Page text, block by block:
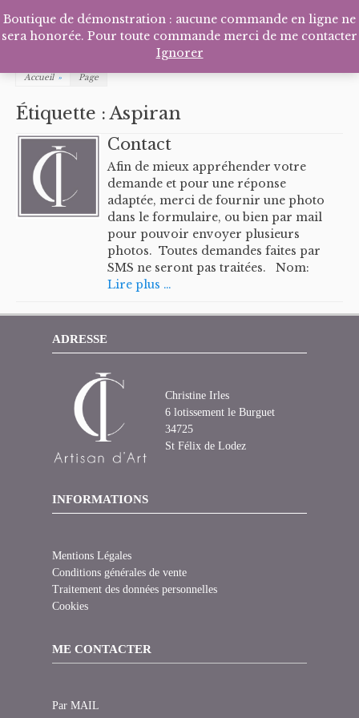
Facebook
Pinterest
Tél
Accueil » Page
Étiquette :Aspiran
Contact
Afin de mieux appréhender votre
demande et pour une réponse
adaptée, merci de fournir une photo
dans le formulaire, ou bien par mail
pour pouvoir envoyer plusieurs
photos. Toutes demandes faites par
SMS ne seront pas traitées. Nom:
Lire plus …
ADRESSE
Christine Irles
6 lotissement le Burguet
34725
St Félix de Lodez
INFORMATIONS
Mentions Légales
Conditions générales de vente
Traitement des données personnelles
Cookies
ME CONTACTER
Par MAIL
Boutique de démonstration : aucune commande en ligne ne
sera honorée. Pour toute commande merci de me contacter
Ignorer